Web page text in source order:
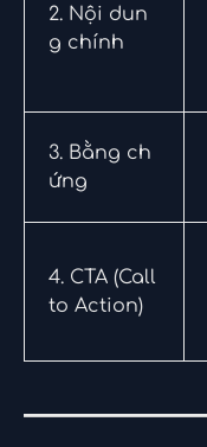
2. Nội dun
g chính
3. Bằng ch
ứng
4. CTA (Call
to Action)